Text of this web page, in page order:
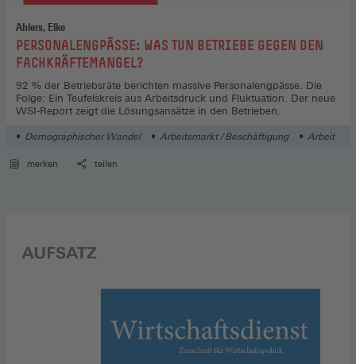
Ahlers, Elke
:PERSONALENGPÄSSE: WAS TUN BETRIEBE GEGEN DEN
FACHKRÄFTEMANGEL?
92 % der Betriebsräte berichten massive Personalengpässe. Die
Folge: Ein Teufelskreis aus Arbeitsdruck und Fluktuation. Der neue
WSI-Report zeigt die Lösungsansätze in den Betrieben.
Demographischer Wandel Arbeitsmarkt / Beschäftigung Arbeit
merken teilen